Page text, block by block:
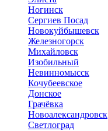
Ногинск
Сергиев Посад
Новокуйбышевск
Железногорск
Михайловск
Изобильный
Невинномысск
Кочубеевское
Донское
Грачёвка
Новоалександровск
Светлоград